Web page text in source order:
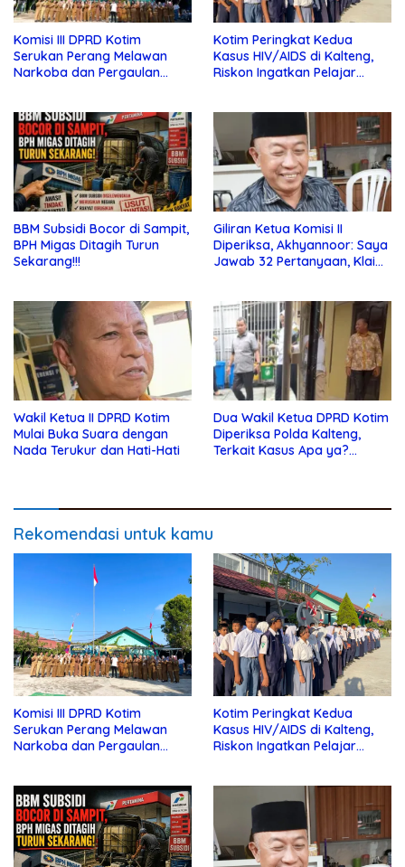
Komisi III DPRD Kotim
Serukan Perang Melawan
Narkoba dan Pergaulan
Kotim Peringkat Kedua
Kasus HIV/AIDS di Kalteng,
Riskon Ingatkan Pelajar
BBM Subsidi Bocor di Sampit,
BPH Migas Ditagih Turun
Sekarang!!!
Giliran Ketua Komisi II
Diperiksa, Akhyannoor: Saya
Jawab 32 Pertanyaan, Klaim
Wakil Ketua II DPRD Kotim
Mulai Buka Suara dengan
Nada Terukur dan Hati-Hati
Dua Wakil Ketua DPRD Kotim
Diperiksa Polda Kalteng,
Terkait Kasus Apa ya?…
Rekomendasi untuk kamu
Komisi III DPRD Kotim
Serukan Perang Melawan
Narkoba dan Pergaulan
Kotim Peringkat Kedua
Kasus HIV/AIDS di Kalteng,
Riskon Ingatkan Pelajar